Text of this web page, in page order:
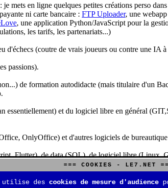
mets en ligne quelques petites créations perso
ni carte bancaire : FTP Uploader, une
, une application Python/JavaScript pour la
les tarifs, les partenariats...)
(coutre de vrais joueurs ou contre une IA
passions).
de formation autodidacte (mais titulaire d'un
essentiellement) et du logiciel libre en général
OnlyOffice) et d'autres logiciels de
Flutter), de data (SQL), de logiciel libre (Linux,
aussi aux jeux de stratégie (Echecs, Go,
=== COOKIES - LE7.NET
utilise des cookies de mesure d'audience